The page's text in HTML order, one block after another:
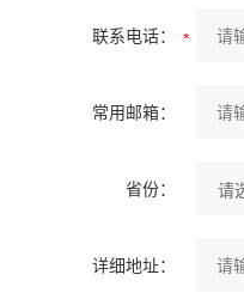
联系电话：
常用邮箱：
省份：
详细地址：